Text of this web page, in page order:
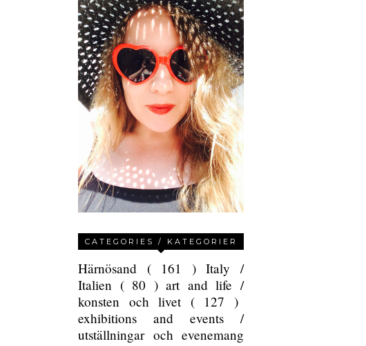
CATEGORIES / KATEGORIER
Härnösand ( 161 )Italy /
Italien ( 80 )art and life /
konsten och livet ( 127 )
exhibitions and events /
utställningar och evenemang